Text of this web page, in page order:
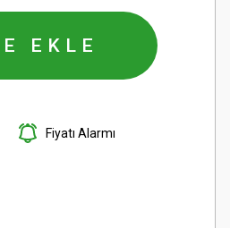
EKLE
Fiyatı Alarmı